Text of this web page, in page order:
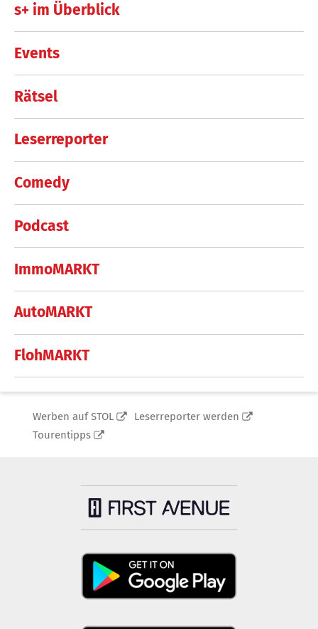
s+ im Überblick
Events
Rätsel
Leserreporter
Comedy
Podcast
ImmoMARKT
AutoMARKT
FlohMARKT
Werben auf STOL
Leserreporter werden
Tourentipps